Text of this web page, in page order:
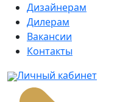
Дизайнерам
Дилерам
Вакансии
Контакты
Личный кабинет